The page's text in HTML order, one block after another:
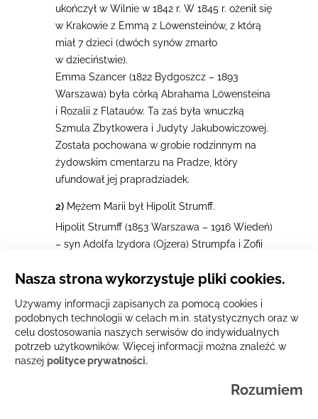
ukończył w Wilnie w 1842 r. W 1845 r. ożenił się
w Krakowie z Emmą z Löwensteinów, z którą
miał 7 dzieci (dwóch synów zmarło
w dzieciństwie).
Emma Szancer (1822 Bydgoszcz – 1893
Warszawa) była córką Abrahama Löwensteina
i Rozalii z Flatauów. Ta zaś była wnuczką
Szmula Zbytkowera i Judyty Jakubowiczowej.
Została pochowana w grobie rodzinnym na
żydowskim cmentarzu na Pradze, który
ufundował jej prapradziadek.
2) Mężem Marii był Hipolit Strumff.
Hipolit Strumff (1853 Warszawa – 1916 Wiedeń)
– syn Adolfa Izydora (Ojzera) Strumpfa i Zofii
Strumpf (1823−1857) – ojciec Hipolita był
w Warszawie. Rok przed śmiercią przyjął
chrzest w Kościele ewangelicko-
reformowanym. Wcześniej uczynili to czterej
jego bracia.
) – wstawaj.
Nasza strona wykorzystuje pliki cookies.
Używamy informacji zapisanych za pomocą cookies i
podobnych technologii w celach m.in. statystycznych oraz w
celu dostosowania naszych serwisów do indywidualnych
potrzeb użytkowników. Więcej informacji można znaleźć w
naszejpolityce prywatności.
Rozumiem